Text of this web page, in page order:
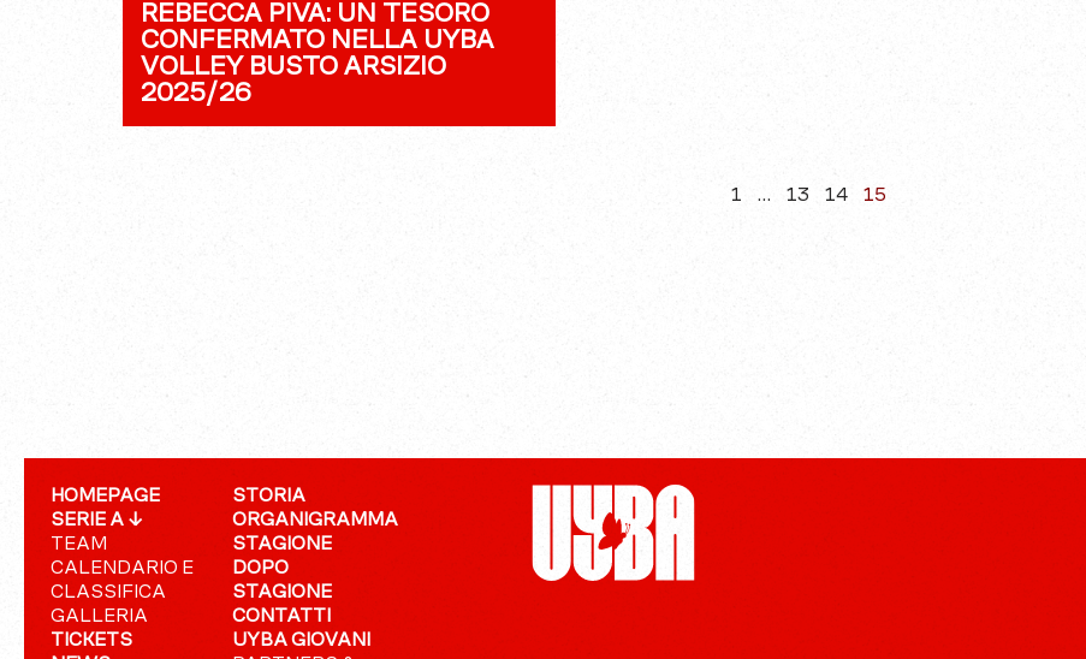
REBECCA PIVA: UN TESORO
CONFERMATO NELLA UYBA
VOLLEY BUSTO ARSIZIO
2025/26
1 … 13 14 15
HOMEPAGE
SERIE A ↓
TEAM
CALENDARIO E
CLASSIFICA
GALLERIA
TICKETS
STORIA
ORGANIGRAMMA
STAGIONE
DOPO
STAGIONE
CONTATTI
UYBA GIOVANI